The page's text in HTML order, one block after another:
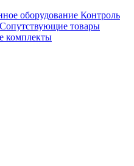
оборудование Контроль
Сопутствующие товары
комплекты